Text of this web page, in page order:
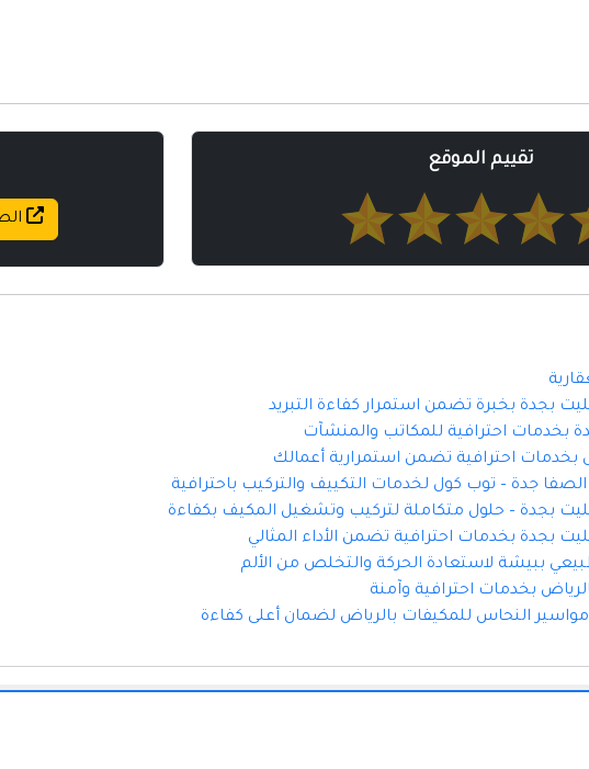
تقييم الموقع
بجدة بخبرة تضمن استمرار كفاءة التبريد
بخدمات احترافية للمكاتب والمنشآت
بخدمات احترافية تضمن استمرارية أعمالك
جدة – توب كول لخدمات التكييف والتركيب باحترافية
بجدة – حلول متكاملة لتركيب وتشغيل المكيف بكفاءة
بجدة بخدمات احترافية تضمن الأداء المثالي
ببيشة لاستعادة الحركة والتخلص من الألم
بخدمات احترافية وآمنة
النحاس للمكيفات بالرياض لضمان أعلى كفاءة